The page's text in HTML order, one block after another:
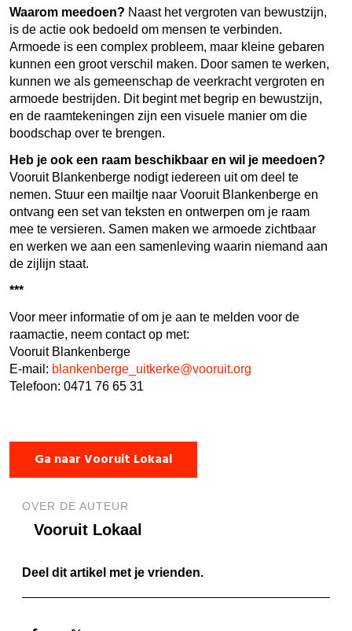
Waarom meedoen? Naast het vergroten van bewustzijn,
is de actie ook bedoeld om mensen te verbinden.
Armoede is een complex probleem, maar kleine gebaren
kunnen een groot verschil maken. Door samen te werken,
kunnen we als gemeenschap de veerkracht vergroten en
armoede bestrijden. Dit begint met begrip en bewustzijn,
en de raamtekeningen zijn een visuele manier om die
boodschap over te brengen.
Heb je ook een raam beschikbaar en wil je meedoen?
Vooruit Blankenberge nodigt iedereen uit om deel te
nemen. Stuur een mailtje naar Vooruit Blankenberge en
ontvang een set van teksten en ontwerpen om je raam
mee te versieren. Samen maken we armoede zichtbaar
en werken we aan een samenleving waarin niemand aan
de zijlijn staat.
***
Voor meer informatie of om je aan te melden voor de
raamactie, neem contact op met:
Vooruit Blankenberge
E-mail: blankenberge_uitkerke@vooruit.org
Telefoon: 0471 76 65 31
Ga naar Vooruit Lokaal
OVER DE AUTEUR
Vooruit Lokaal
Deel dit artikel met je vrienden.